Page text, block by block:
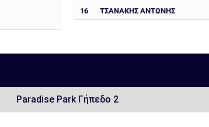
16
ΤΣΑΝΑΚΗΣ ΑΝΤΩΝΗΣ
Paradise Park Γήπεδο 2